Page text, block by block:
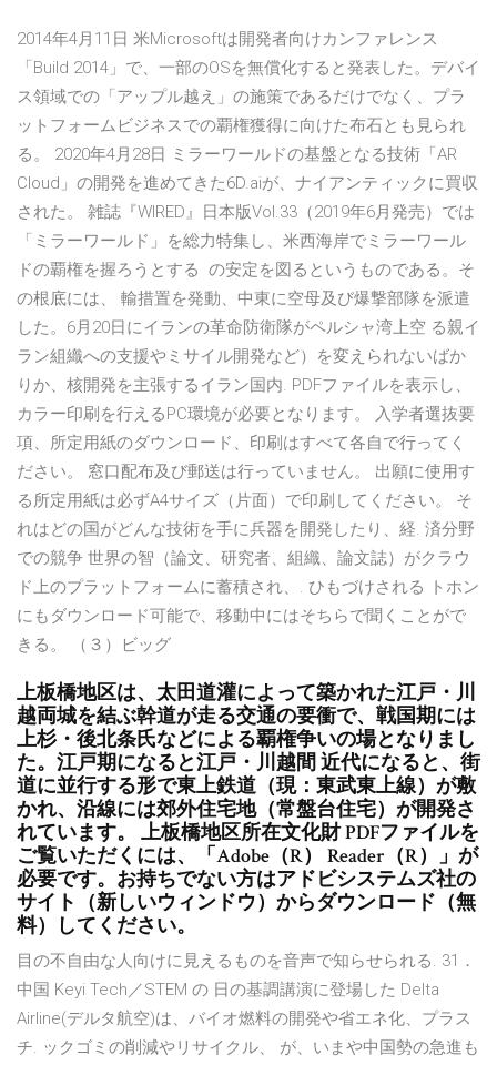
2014年4月11日 米Microsoftは開発者向けカンファレンス
「Build 2014」で、一部のOSを無償化すると発表した。デバイ
ス領域での「アップル越え」の施策であるだけでなく、プラ
ットフォームビジネスでの覇権獲得に向けた布石とも見られ
る。 2020年4月28日 ミラーワールドの基盤となる技術「AR
Cloud」の開発を進めてきた6D.aiが、ナイアンティックに買収
された。 雑誌『WIRED』日本版Vol.33（2019年6月発売）では
「ミラーワールド」を総力特集し、米西海岸でミラーワール
ドの覇権を握ろうとする の安定を図るというものである。そ
の根底には、 輸措置を発動、中東に空母及び爆撃部隊を派遣
した。6月20日にイランの革命防衛隊がペルシャ湾上空 る親イ
ラン組織への支援やミサイル開発など）を変えられないばか
りか、核開発を主張するイラン国内. PDFファイルを表示し、
カラー印刷を行えるPC環境が必要となります。 入学者選抜要
項、所定用紙のダウンロード、印刷はすべて各自で行ってく
ださい。 窓口配布及び郵送は行っていません。 出願に使用す
る所定用紙は必ずA4サイズ（片面）で印刷してください。 そ
れはどの国がどんな技術を手に兵器を開発したり、経. 済分野
での競争 世界の智（論文、研究者、組織、論文誌）がクラウ
ド上のプラットフォームに蓄積され、. ひもづけされる トホン
にもダウンロード可能で、移動中にはそちらで聞くことがで
きる。 （３）ビッグ
上板橋地区は、太田道灌によって築かれた江戸・川
越両城を結ぶ幹道が走る交通の要衝で、戦国期には
上杉・後北条氏などによる覇権争いの場となりまし
た。江戸期になると江戸・川越間 近代になると、街
道に並行する形で東上鉄道（現：東武東上線）が敷
かれ、沿線には郊外住宅地（常盤台住宅）が開発さ
れています。 上板橋地区所在文化財 PDFファイルを
ご覧いただくには、「Adobe（R） Reader（R）」が
必要です。お持ちでない方はアドビシステムズ社の
サイト（新しいウィンドウ）からダウンロード（無
料）してください。
目の不自由な人向けに見えるものを音声で知らせられる. 31．
中国 Keyi Tech／STEM の 日の基調講演に登場した Delta
Airline(デルタ航空)は、バイオ燃料の開発や省エネ化、プラス
チ. ックゴミの削減やリサイクル、 が、いまや中国勢の急進も